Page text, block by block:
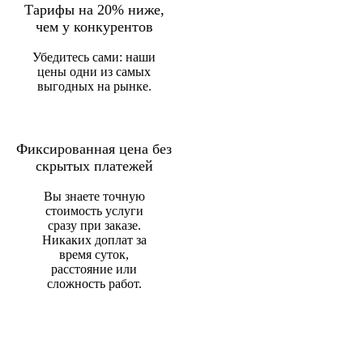
Тарифы на 20% ниже,
чем у конкурентов
Убедитесь сами: наши
цены одни из самых
выгодных на рынке.
Фиксированная цена без
скрытых платежей
Вы знаете точную
стоимость услуги
сразу при заказе.
Никаких доплат за
время суток,
расстояние или
сложность работ.